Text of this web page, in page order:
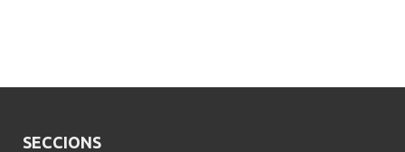
SECCIONS